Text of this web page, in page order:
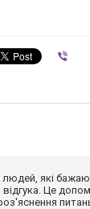
людей, які
Це